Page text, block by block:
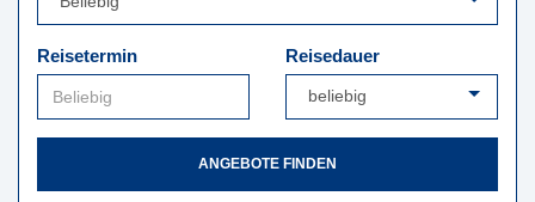
Reisetermin Reisedauer
ANGEBOTE FINDEN